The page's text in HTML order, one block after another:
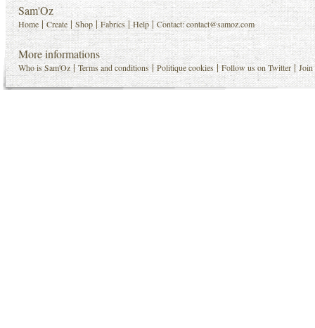
Sam'Oz
Home |Create |Shop |Fabrics |Help |Contact:contact@samoz.com
More informations
Who is Sam'Oz |Terms and conditions |Politique cookies |Follow us on Twitter |Join